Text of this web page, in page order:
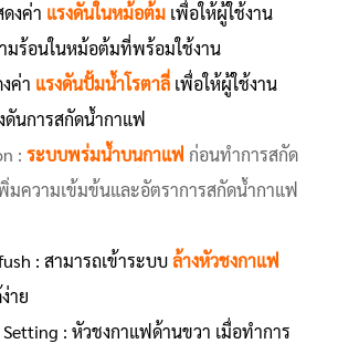
งค่า แรงดันในหม้อต้ม เพื่อให้ผู้ใช้งาน
มร้อนในหม้อต้มที่พร้อมใช้งาน
ค่า แรงดันปั้มน้ำโรตาลี่ เพื่อให้ผู้ใช้งาน
ดันการสกัดน้ำกาแฟ
: ระบบพร่มน้ำบนกาแฟ ก่อนทำการสกัด
มความเข้มข้นและอัตราการสกัดน้ำกาแฟ
: สามารถเข้าระบบล้างหัวชงกาแฟ
าย
Setting : หัวชงกาแฟด้านขวา เมื่อทำการ